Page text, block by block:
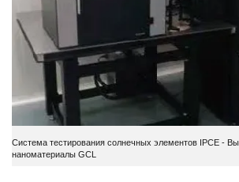
Система тестирования солнечных элементов IPCE -
наноматериалы GCL